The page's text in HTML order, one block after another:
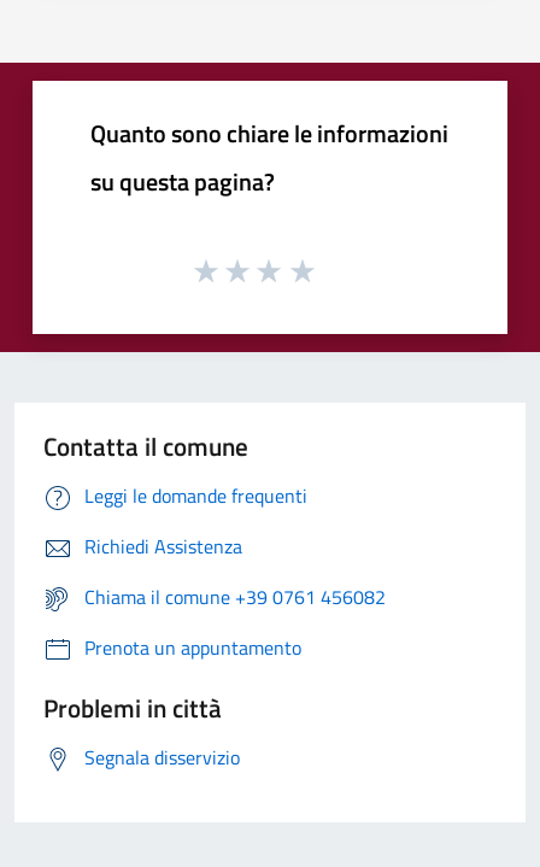
Quanto sono chiare le informazioni
su questa pagina?
Contatta il comune
Leggi le domande frequenti
Richiedi Assistenza
Chiama il comune +39 0761 456082
Prenota un appuntamento
Problemi in città
Segnala disservizio